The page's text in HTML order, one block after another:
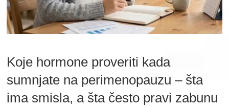
Koje hormone proveriti kada
sumnjate na perimenopauzu – šta
ima smisla, a šta često pravi zabunu